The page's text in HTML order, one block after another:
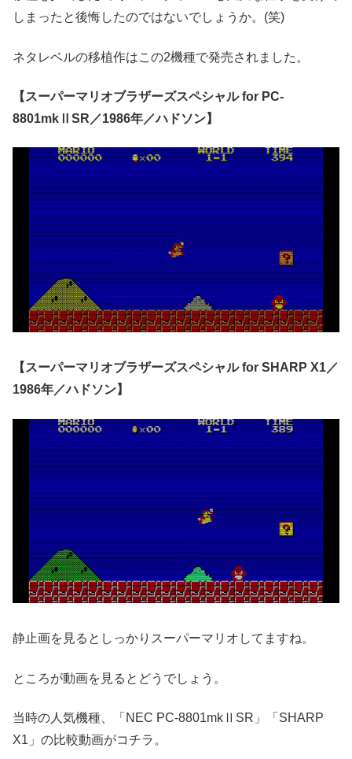
しまったと後悔したのではないでしょうか。(笑)
ネタレベルの移植作はこの2機種で発売されました。
【スーパーマリオブラザーズスペシャル for PC-
8801mkⅡSR／1986年／ハドソン】
【スーパーマリオブラザーズスペシャル for SHARP X1／
1986年／ハドソン】
静止画を見るとしっかりスーパーマリオしてますね。
ところが動画を見るとどうでしょう。
当時の人気機種、「NEC PC-8801mkⅡSR」「SHARP
X1」の比較動画がコチラ。